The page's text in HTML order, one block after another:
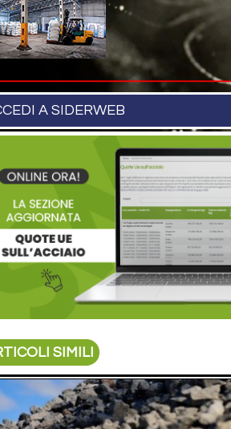
A SIDERWEB
SIMILI